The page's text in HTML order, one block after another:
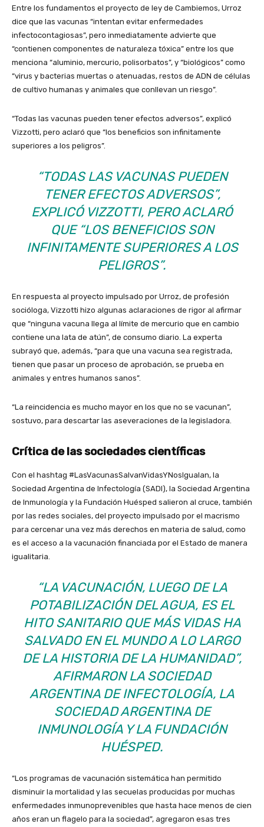
Entre los fundamentos el proyecto de ley de Cambiemos, Urroz
dice que las vacunas “intentan evitar enfermedades
infectocontagiosas”, pero inmediatamente advierte que
“contienen componentes de naturaleza tóxica” entre los que
menciona “aluminio, mercurio, polisorbatos”, y “biológicos” como
“virus y bacterias muertas o atenuadas, restos de ADN de células
de cultivo humanas y animales que conllevan un riesgo”.
“Todas las vacunas pueden tener efectos adversos”, explicó
Vizzotti, pero aclaró que “los beneficios son infinitamente
superiores a los peligros”.
“TODAS LAS VACUNAS PUEDEN
TENER EFECTOS ADVERSOS”,
EXPLICÓ VIZZOTTI, PERO ACLARÓ
QUE “LOS BENEFICIOS SON
INFINITAMENTE SUPERIORES A LOS
PELIGROS”.
En respuesta al proyecto impulsado por Urroz, de profesión
socióloga, Vizzotti hizo algunas aclaraciones de rigor al afirmar
que “ninguna vacuna llega al límite de mercurio que en cambio
contiene una lata de atún”, de consumo diario. La experta
subrayó que, además, “para que una vacuna sea registrada,
tienen que pasar un proceso de aprobación, se prueba en
animales y entres humanos sanos”.
“La reincidencia es mucho mayor en los que no se vacunan”,
sostuvo, para descartar las aseveraciones de la legisladora.
Crítica de las sociedades científicas
Con el hashtag #LasVacunasSalvanVidasYNosIgualan, la
Sociedad Argentina de Infectología (SADI), la Sociedad Argentina
de Inmunología y la Fundación Huésped salieron al cruce, también
por las redes sociales, del proyecto impulsado por el macrismo
para cercenar una vez más derechos en materia de salud, como
es el acceso a la vacunación financiada por el Estado de manera
igualitaria.
“LA VACUNACIÓN, LUEGO DE LA
POTABILIZACIÓN DEL AGUA, ES EL
HITO SANITARIO QUE MÁS VIDAS HA
SALVADO EN EL MUNDO A LO LARGO
DE LA HISTORIA DE LA HUMANIDAD”,
AFIRMARON LA SOCIEDAD
ARGENTINA DE INFECTOLOGÍA, LA
SOCIEDAD ARGENTINA DE
INMUNOLOGÍA Y LA FUNDACIÓN
HUÉSPED.
“Los programas de vacunación sistemática han permitido
disminuir la mortalidad y las secuelas producidas por muchas
enfermedades inmunoprevenibles que hasta hace menos de cien
años eran un flagelo para la sociedad”, agregaron esas tres